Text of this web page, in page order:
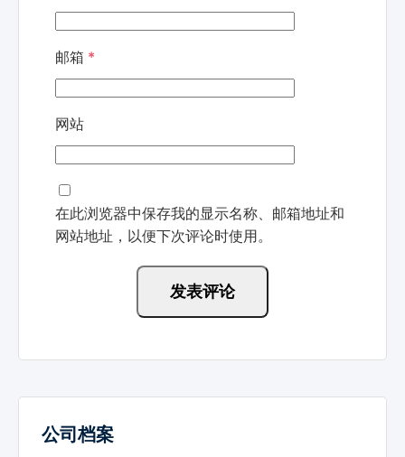
邮箱 *
网站
在此浏览器中保存我的显示名称、邮箱地址和
网站地址，以便下次评论时使用。
公司档案